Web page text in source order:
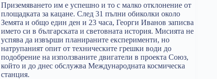
Приземяването им е успешно и то с малко отклонение от
площадката за кацане. След 31 пълни обиколки около
Земята и общо един ден и 23 часа, Георги Иванов записва
името си в българската и световната история. Мисията не
успява да извърши планираните експерименти, но
натрупаният опит от техническите грешки води до
подобрение на използваните двигатели в проекта Союз,
който и до днес обслужва Международната космическа
станция.